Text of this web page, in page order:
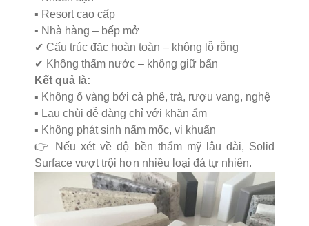
▪️ Resort cao cấp
▪️ Nhà hàng – bếp mở
✔ Cấu trúc đặc hoàn toàn – không lỗ rỗng
✔ Không thấm nước – không giữ bẩn
Kết quả là:
▪️ Không ố vàng bởi cà phê, trà, rượu vang, nghệ
▪️ Lau chùi dễ dàng chỉ với khăn ẩm
▪️ Không phát sinh nấm mốc, vi khuẩn
👉 Nếu xét về độ bền thẩm mỹ lâu dài, Solid
Surface vượt trội hơn nhiều loại đá tự nhiên.